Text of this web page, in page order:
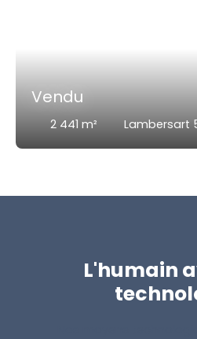
Vendu
2 441 m² Lambersart
L'humain